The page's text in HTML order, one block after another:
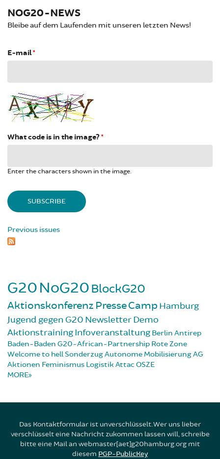
NOG20-NEWS
Bleibe auf dem Laufenden mit unseren letzten News!
E-mail*
What code is in the image? *
Enter the characters shown in the image.
Previous issues
G20NoG20 BlockG20
Aktionskonferenz PresseCampHamburg
Jugend gegen G20 NewsletterDemo
AktionstrainingInfoveranstaltung Berlin Antirep
Baden-Baden G20-African-Partnership Rote Zone
Welcome to hellSonderzugAutonome MobilisierungAG
Aktionen Feminismus Logistik Attac OSZE
MORE
Das Kontaktformular ist unverschlüsselt. Wer uns lieber
verschlüsselt eine Nachricht zukommen lassen will, schreibe
bitte eine Mail an webmaster[aet]g20hamburg.org mit
diesem PGP-PublicKey